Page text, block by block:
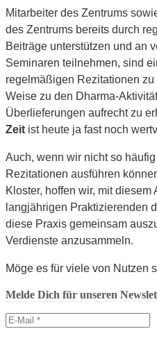
Mitarbeiter des Zentrums
des Zen­trums bereits durch
Beiträge unterstützen und an
Seminaren teilnehmen, sind
regelmäßigen Rezitationen
Weise zu den Dharma-
Überlieferungen aufrecht zu
Zeit ist heute ja fast noch
Auch, wenn wir nicht so
Rezitationen ausführen
Kloster, hoffen wir, mit
langjährigen Praktizierenden
diese Praxis gemeinsam
Verdienste anzusammeln.
Möge es für viele von Nutzen
Melde Dich für unseren